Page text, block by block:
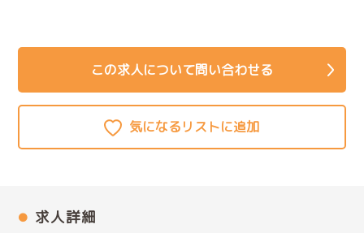
この求人について問い合わせる
求人詳細